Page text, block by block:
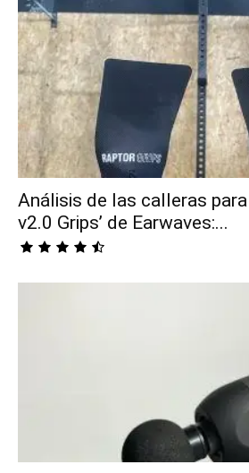
Análisis de las calleras
v2.0 Grips’ de Earwaves:...